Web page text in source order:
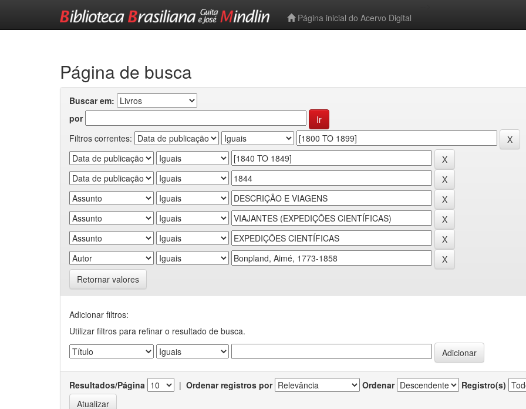
Página inicial do Acervo Digital
Página de busca
Buscar em:
por
Filtros correntes:
Retornar valores
Adicionar filtros:
Utilizar filtros para refinar o resultado de busca.
Resultados/Página | Ordenar registros por Ordenar Registro(s)